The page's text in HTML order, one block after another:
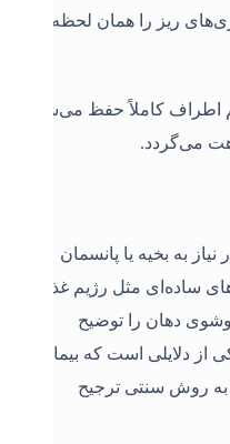
ریز را همان لحظه
اطراف کاملاً حفظ می‌شود
می‌گردد.
نیاز به بخیه یا پانسمان
ساده‌ای مثل رژیم غذایی
دهان را توضیح
دلایلی است که بیماران
به روش سنتی ترجیح